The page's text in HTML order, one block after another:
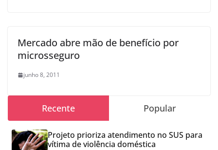
Mercado abre mão de benefício por
microsseguro
junho 8, 2011
Recente Popular
Projeto prioriza atendimento no SUS para
vítima de violência doméstica